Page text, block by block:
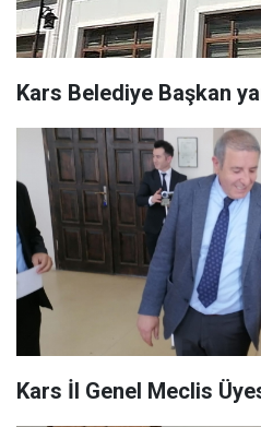
Kars Belediye Başkan
Kars İl Genel Meclis